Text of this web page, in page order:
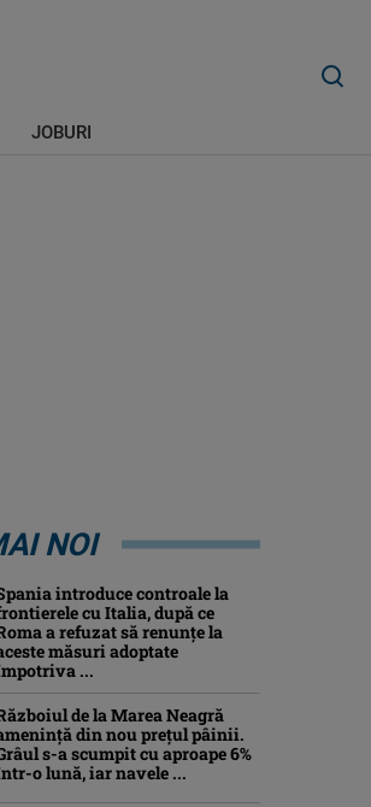
JOBURI
NOI
introduce controale la
cu Italia, după ce
a refuzat să renunțe la
măsuri adoptate
...
de la Marea Neagră
din nou prețul pâinii.
s-a scumpit cu aproape 6%
o lună, iar navele ...